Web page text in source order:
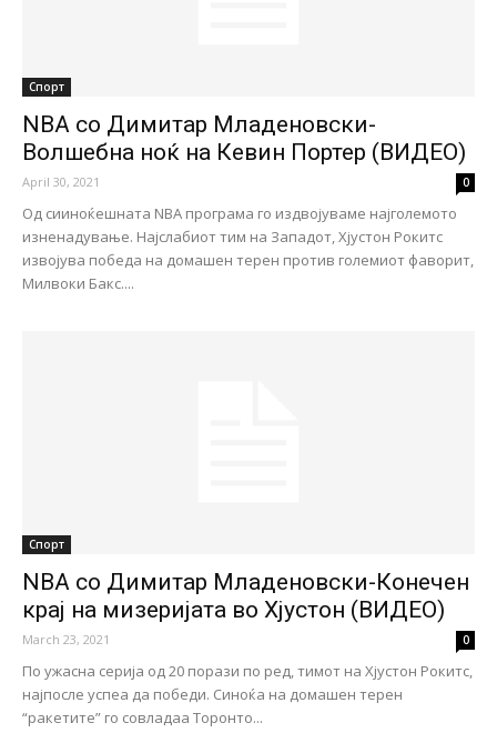
Спорт
NBA со Димитар Младеновски-
Волшебна ноќ на Кевин Портер (ВИДЕО)
April 30, 2021 0
Од сииноќешната NBA програма го издвојуваме најголемото
изненадување. Најслабиот тим на Западот, Хјустон Рокитс
извојува победа на домашен терен против големиот фаворит,
Милвоки Бакс....
Спорт
NBA со Димитар Младеновски-Конечен
крај на мизеријата во Хјустон (ВИДЕО)
March 23, 2021 0
По ужасна серија од 20 порази по ред, тимот на Хјустон Рокитс,
најпосле успеа да победи. Синоќа на домашен терен
“ракетите” го совладаа Торонто...